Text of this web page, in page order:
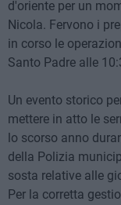
d'oriente per un
Nicola. Fervono i
in corso le
Santo Padre alle
Un evento storico
mettere in atto le
lo scorso anno
della Polizia
sosta relative alle
Per la corretta